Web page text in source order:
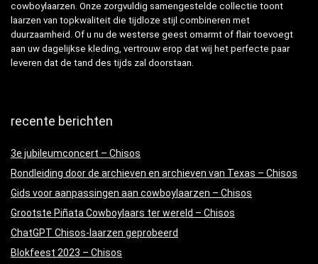
cowboylaarzen. Onze zorgvuldig samengestelde collectie toont
laarzen van topkwaliteit die tijdloze stijl combineren met
duurzaamheid. Of u nu de westerse geest omarmt of flair toevoegt
aan uw dagelijkse kleding, vertrouw erop dat wij het perfecte paar
leveren dat de tand des tijds zal doorstaan.
recente berichten
3e jubileumconcert – Chisos
Rondleiding door de archieven en archieven van Texas – Chisos
Gids voor aanpassingen aan cowboylaarzen – Chisos
Grootste Piñata Cowboylaars ter wereld – Chisos
ChatGPT Chisos-laarzen geprobeerd
Blokfeest 2023 – Chisos